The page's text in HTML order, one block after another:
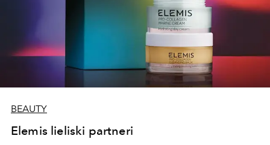
BEAUTY
Elemis lieliski partneri